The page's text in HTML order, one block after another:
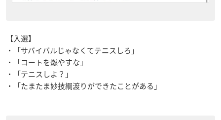
【入選】
・「サバイバルじゃなくてテニスしろ」
・「コートを燃やすな」
・「テニスしよ？」
・「たまたま妙技綱渡りができたことがある」